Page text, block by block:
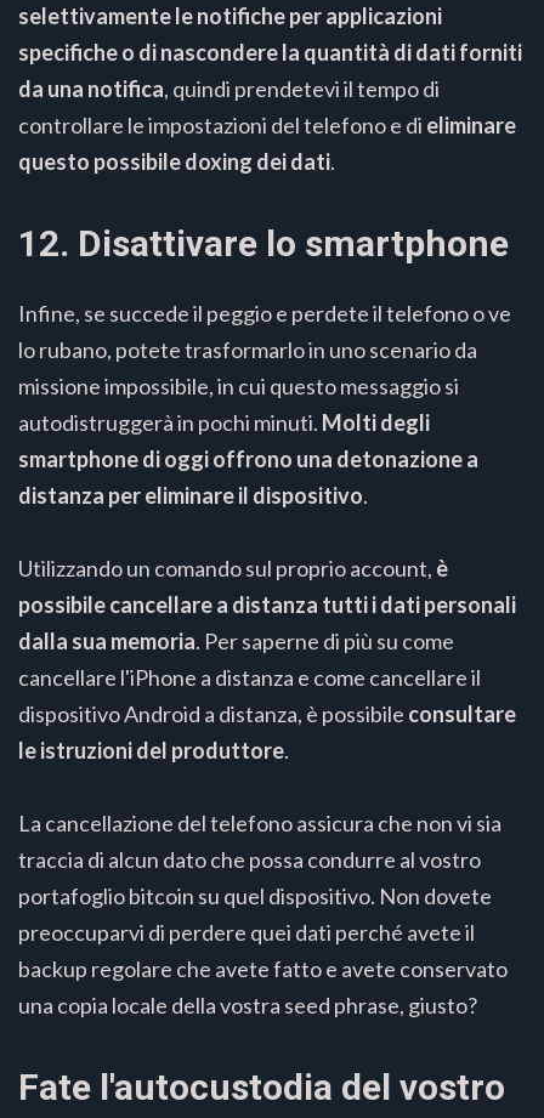
selettivamente le notifiche per applicazioni
specifiche o di nascondere la quantità di dati forniti
da una notifica, quindi prendetevi il tempo di
controllare le impostazioni del telefono e di eliminare
questo possibile doxing dei dati.
12. Disattivare lo smartphone
Infine, se succede il peggio e perdete il telefono o ve
lo rubano, potete trasformarlo in uno scenario da
missione impossibile, in cui questo messaggio si
autodistruggerà in pochi minuti. Molti degli
smartphone di oggi offrono una detonazione a
distanza per eliminare il dispositivo.
Utilizzando un comando sul proprio account, è
possibile cancellare a distanza tutti i dati personali
dalla sua memoria. Per saperne di più su come
cancellare l'iPhone a distanza e come cancellare il
dispositivo Android a distanza, è possibile consultare
le istruzioni del produttore.
La cancellazione del telefono assicura che non vi sia
traccia di alcun dato che possa condurre al vostro
portafoglio bitcoin su quel dispositivo. Non dovete
preoccuparvi di perdere quei dati perché avete il
backup regolare che avete fatto e avete conservato
una copia locale della vostra seed phrase, giusto?
Fate l'autocustodia del vostro